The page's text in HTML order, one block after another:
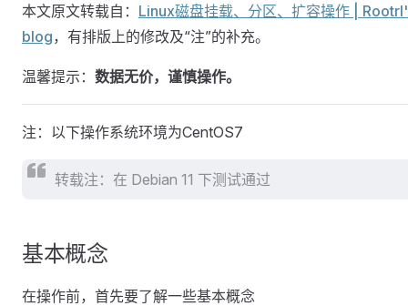
本文原文转载自： Linux磁盘挂载、分区、扩容操作 |
blog，有排版上的修改及“注”的补充。
温馨提示： 数据无价，谨慎操作。
注：以下操作系统环境为CentOS7
转载注：在 Debian 11 下测试通过
基本概念
在操作前，首先要了解一些基本概念